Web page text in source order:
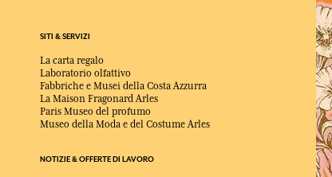
SITI & SERVIZI
La carta regalo
Laboratorio olfattivo
Fabbriche e Musei della Costa Azzurra
La Maison Fragonard Arles
Paris Museo del profumo
Museo della Moda e del Costume Arles
NOTIZIE & OFFERTE DI LAVORO